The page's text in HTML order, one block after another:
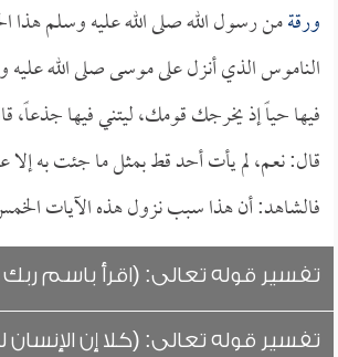
ورقةمن رسول الله صلى الله عليه وسلم هذا
الناموس الذي أنزل على موسى صلى الله عليه
فيها حياً إذ يخرجك قومك، ليتني فيها
قال: نعم، لم يأت أحد قط بمثل ما جئت به
فالشاهد: أن هذا سبب نزول هذه الآيات
تفسير قوله تعالى: (اقرأ باسم
تفسير قوله تعالى: (كلا إن